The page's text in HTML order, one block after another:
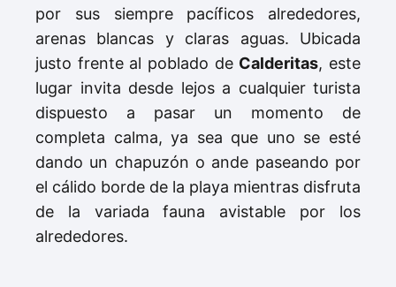
por sus siempre pacíficos alrededores,
arenas blancas y claras aguas. Ubicada
justo frente al poblado de Calderitas, este
lugar invita desde lejos a cualquier turista
dispuesto a pasar un momento de
completa calma, ya sea que uno se esté
dando un chapuzón o ande paseando por
el cálido borde de la playa mientras disfruta
de la variada fauna avistable por los
alrededores.